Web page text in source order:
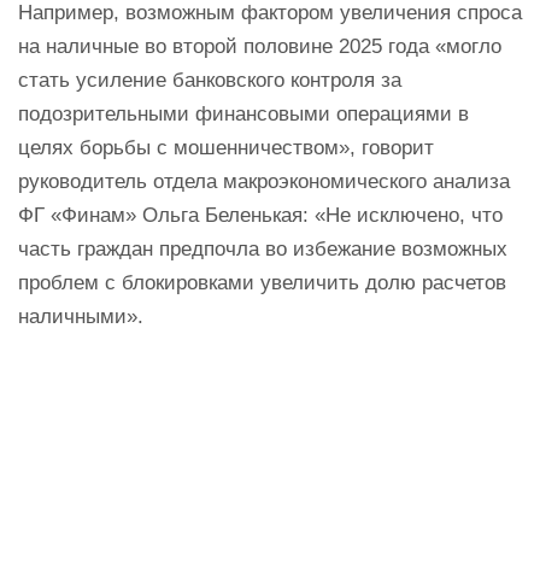
Например, возможным фактором увеличения спроса
на наличные во второй половине 2025 года «могло
стать усиление банковского контроля за
подозрительными финансовыми операциями в
целях борьбы с мошенничеством», говорит
руководитель отдела макроэкономического анализа
ФГ «Финам» Ольга Беленькая: «Не исключено, что
часть граждан предпочла во избежание возможных
проблем с блокировками увеличить долю расчетов
наличными».